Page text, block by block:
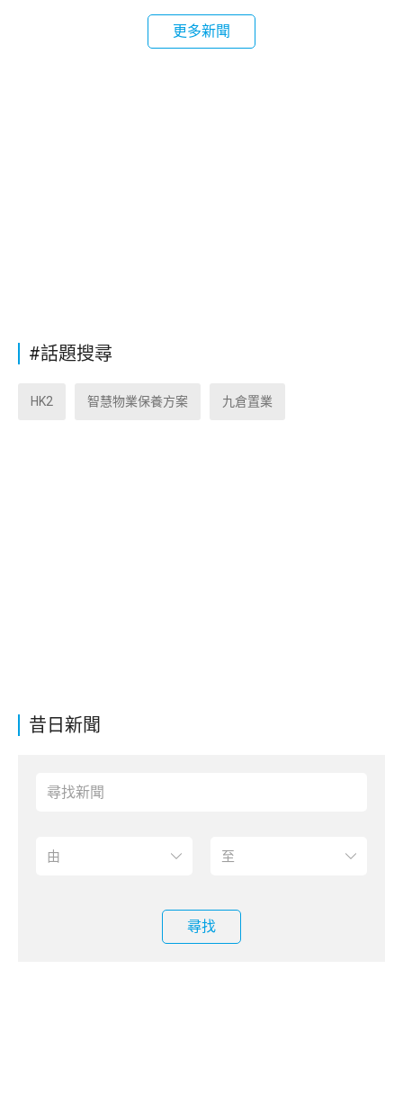
昔日新聞
尋找
更多新聞
#話題搜尋
HK2 智慧物業保養方案 九倉置業